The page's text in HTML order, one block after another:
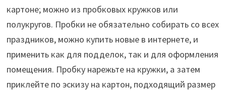
картоне; можно из пробковых кружков или
полукругов. Пробки не обязательно собирать со всех
праздников, можно купить новые в интернете, и
применить как для подделок, так и для оформления
помещения. Пробку нарежьте на кружки, а затем
приклейте по эскизу на картон, подходящий размер